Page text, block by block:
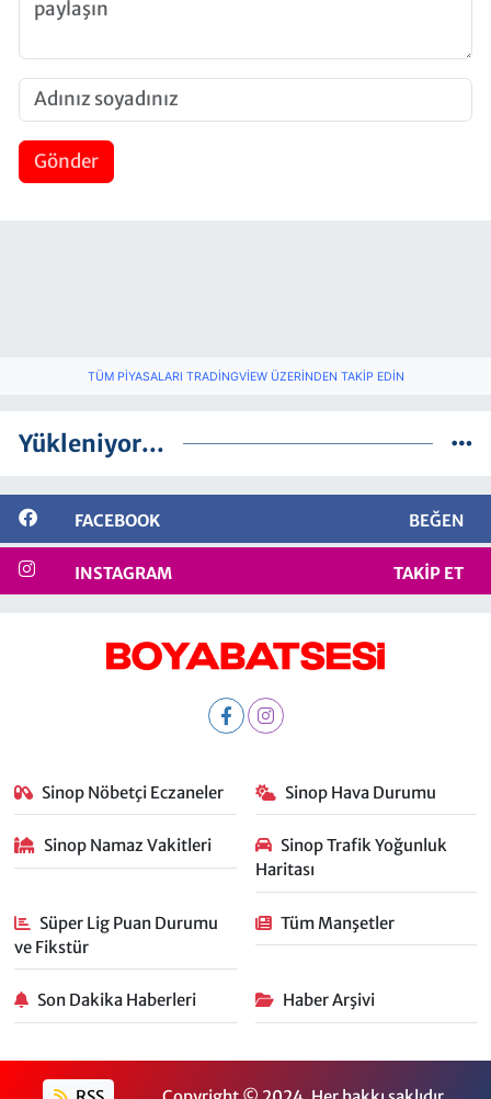
Gönder
TÜM PIYASALARI TRADINGVIEW ÜZERINDEN TAKIP EDIN
Yükleniyor...
FACEBOOK BEĞEN
INSTAGRAM TAKIP ET
Sinop Nöbetçi Eczaneler Sinop Hava Durumu
Sinop Namaz Vakitleri
Sinop Trafik Yoğunluk
Haritası
Süper Lig Puan Durumu
ve Fikstür
Tüm Manşetler
Son Dakika Haberleri Haber Arşivi